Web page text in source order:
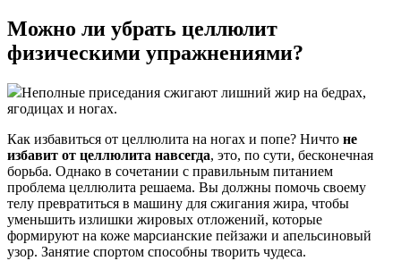
Можно ли убрать целлюлит
физическими упражнениями?
Неполные приседания сжигают лишний жир на бедрах,
ягодицах и ногах.
Как избавиться от целлюлита на ногах и попе? Ничто не
избавит от целлюлита навсегда, это, по сути, бесконечная
борьба. Однако в сочетании с правильным питанием
проблема целлюлита решаема. Вы должны помочь своему
телу превратиться в машину для сжигания жира, чтобы
уменьшить излишки жировых отложений, которые
формируют на коже марсианские пейзажи и апельсиновый
узор. Занятие спортом способны творить чудеса.